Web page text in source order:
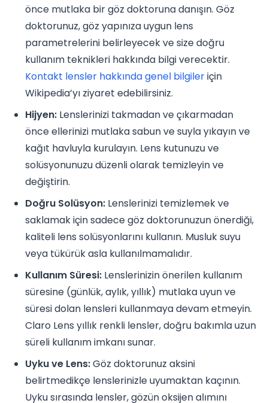
önce mutlaka bir göz doktoruna danışın. Göz
doktorunuz, göz yapınıza uygun lens
parametrelerini belirleyecek ve size doğru
kullanım teknikleri hakkında bilgi verecektir.
Kontakt lensler hakkında genel bilgileriçin
Wikipedia’yı ziyaret edebilirsiniz.
Hijyen: Lenslerinizi takmadan ve çıkarmadan
önce ellerinizi mutlaka sabun ve suyla yıkayın ve
kağıt havluyla kurulayın. Lens kutunuzu ve
solüsyonunuzu düzenli olarak temizleyin ve
değiştirin.
Doğru Solüsyon: Lenslerinizi temizlemek ve
saklamak için sadece göz doktorunuzun önerdiği,
kaliteli lens solüsyonlarını kullanın. Musluk suyu
veya tükürük asla kullanılmamalıdır.
Kullanım Süresi: Lenslerinizin önerilen kullanım
süresine (günlük, aylık, yıllık) mutlaka uyun ve
süresi dolan lensleri kullanmaya devam etmeyin.
Claro Lens yıllık renkli lensler, doğru bakımla uzun
süreli kullanım imkanı sunar.
Uyku ve Lens:Göz doktorunuz aksini
belirtmedikçe lenslerinizle uyumaktan kaçının.
Uyku sırasında lensler, gözün oksijen alımını